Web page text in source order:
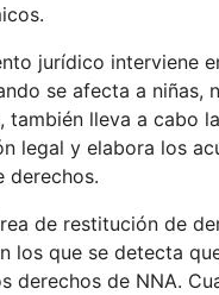
jurídico interviene
se afecta a niñas,
también lleva a cabo la
legal y elabora los
derechos.
de restitución de
los que se detecta
derechos de NNA.